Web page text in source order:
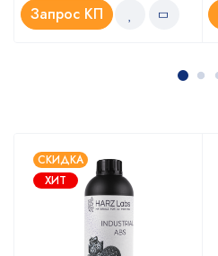
Запрос КП
СКИДКА
ХИТ